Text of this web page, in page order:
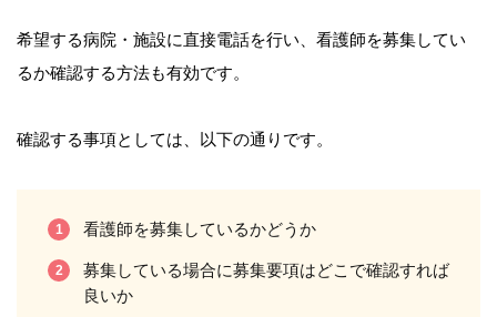
希望する病院・施設に直接電話を行い、看護師を募集してい
るか確認する方法も有効です。
確認する事項としては、以下の通りです。
看護師を募集しているかどうか
募集している場合に募集要項はどこで確認すれば
良いか